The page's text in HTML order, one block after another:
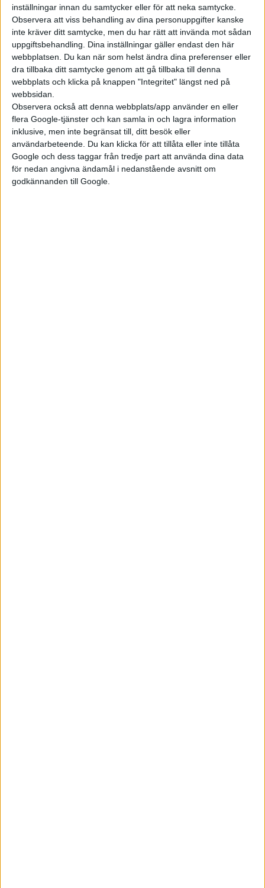
inställningar innan du samtycker eller för att neka samtycke.
Observera att viss behandling av dina personuppgifter kanske
inte kräver ditt samtycke, men du har rätt att invända mot sådan
uppgiftsbehandling. Dina inställningar gäller endast den här
webbplatsen. Du kan när som helst ändra dina preferenser eller
dra tillbaka ditt samtycke genom att gå tillbaka till denna
webbplats och klicka på knappen "Integritet" längst ned på
webbsidan.
Observera också att denna webbplats/app använder en eller
flera Google-tjänster och kan samla in och lagra information
inklusive, men inte begränsat till, ditt besök eller
användarbeteende. Du kan klicka för att tillåta eller inte tillåta
Google och dess taggar från tredje part att använda dina data
för nedan angivna ändamål i nedanstående avsnitt om
godkännanden till Google.
Men för bilbranschen i övrigt är det alltså fortsatt nedgång.
Sett till antal minskade även nyregistreringen av elbilar
jämfört med juni 2021 med 5,4 procent.
– Den dämpade utvecklingen fortsätter på
personbilsmarknaden och under första halvåret registrerades
144 182 nya personbilar, vilket är en minskning med nära 17
procent jämfört med i fjol, säger Sofia Linder som är
chefsekonom hos Mobility Sweden.
Efterfrågan är större än utbudet som lider av störningar av
leveranskedjor. Orsakerna är flera, men framför allt kriget i
Ukraina och nedstängningar i Kina till följd av landets linje att